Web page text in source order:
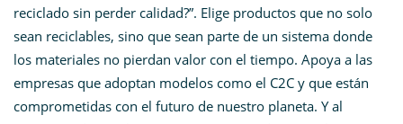
reciclado sin perder calidad?”. Elige productos que no solo
sean reciclables, sino que sean parte de un sistema donde
los materiales no pierdan valor con el tiempo. Apoya a las
empresas que adoptan modelos como el C2C y que están
comprometidas con el futuro de nuestro planeta. Y al